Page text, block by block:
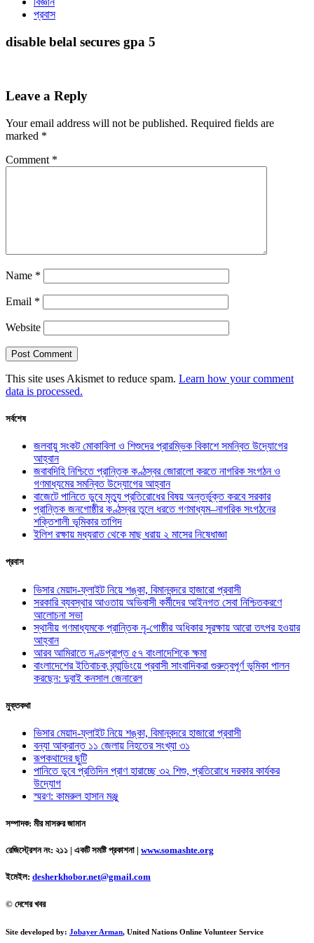
প্রবাস
disable belal secures gpa 5
Leave a Reply
Your email address will not be published. Required fields are
marked *
Comment *
Name *
Email *
Website
This site uses Akismet to reduce spam. Learn how your comment
data is processed.
সর্বশেষ
জলবায়ু সংকট মোকাবিলা ও শিশুদের প্রারম্ভিক বিকাশে সমন্বিত উদ্যোগের
আহ্বান
জবাবদিহি নিশ্চিতে প্রান্তিক কণ্ঠস্বর জোরালো করতে নাগরিক সংগঠন ও
গণমাধ্যমের সমন্বিত উদ্যোগের আহ্বান
বাজেটে পানিতে ডুবে মৃত্যু প্রতিরোধের বিষয় অন্তর্ভুক্ত করবে সরকার
প্রান্তিক জনগোষ্ঠীর কণ্ঠস্বর তুলে ধরতে গণমাধ্যম–নাগরিক সংগঠনের
শক্তিশালী ভূমিকার তাগিদ
ইলিশ রক্ষায় মধ্যরাত থেকে মাছ ধরায় ২ মাসের নিষেধাজ্ঞা
প্রবাস
ভিসার মেয়াদ-ফ্লাইট নিয়ে শঙ্কা, বিমানবন্দরে হাজারো প্রবাসী
সরকারি ব্যবস্থার আওতায় অভিবাসী কর্মীদের আইনগত সেবা নিশ্চিতকরণে
আলোচনা সভা
স্থানীয় গণমাধ্যমকে প্রান্তিক নৃ-গোষ্ঠীর অধিকার সুরক্ষায় আরো তৎপর হওয়ার
আহ্বান
আরব আমিরাতে দণ্ডপ্রাপ্ত ৫৭ বাংলাদেশিকে ক্ষমা
বাংলাদেশের ইতিবাচক ব্র্যান্ডিংয়ে প্রবাসী সাংবাদিকরা গুরুত্বপূর্ণ ভূমিকা পালন
করছেন: দুবাই কনসাল জেনারেল
মুক্তকথা
ভিসার মেয়াদ-ফ্লাইট নিয়ে শঙ্কা, বিমানবন্দরে হাজারো প্রবাসী
বন্যা আক্রান্ত ১১ জেলায় নিহতের সংখ্যা ৩১
রূপকথাদের ছুটি
পানিতে ডুবে প্রতিদিন প্রাণ হারাচ্ছে ৩২ শিশু, প্রতিরোধে দরকার কার্যকর
উদ্যোগ
স্মরণ: কামরুল হাসান মঞ্জু
সম্পাদক: মীর মাসরুর জামান
রেজিস্ট্রেশন নং: ২১১ | একটি সমষ্টি প্রকাশনা | www.somashte.org
ইমেইল: desherkhobor.net@gmail.com
© দেশের খবর
Site developed by: Jobayer Arman, United Nations Online Volunteer Service